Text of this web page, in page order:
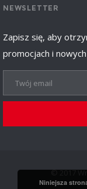
NEWSLETTER
Zapisz się, aby
promocjach i
© 2017
Niniejsza